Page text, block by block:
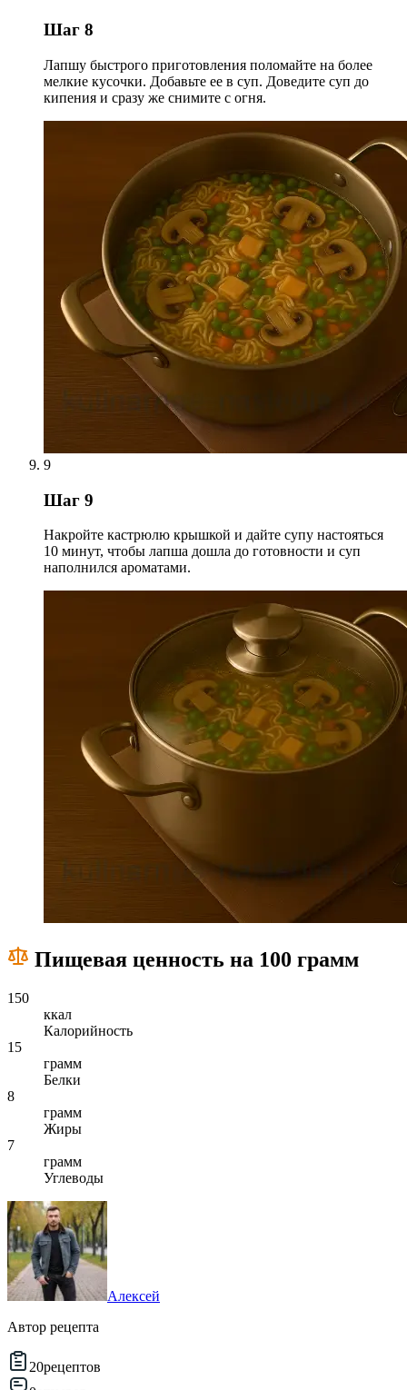
Шаг 8
Лапшу быстрого приготовления поломайте на более
мелкие кусочки. Добавьте ее в суп. Доведите суп до
кипения и сразу же снимите с огня.
9
Шаг 9
Накройте кастрюлю крышкой и дайте супу настояться
10 минут, чтобы лапша дошла до готовности и суп
наполнился ароматами.
Пищевая ценность на 100 грамм
150
ккал
Калорийность
15
грамм
Белки
8
грамм
Жиры
7
грамм
Углеводы
Алексей
Автор рецепта
20рецептов